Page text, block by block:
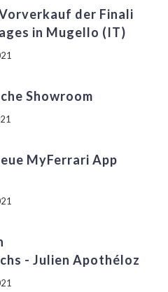
der Finali
in Mugello (IT)
Showroom
MyFerrari App
- Julien Apothéloz